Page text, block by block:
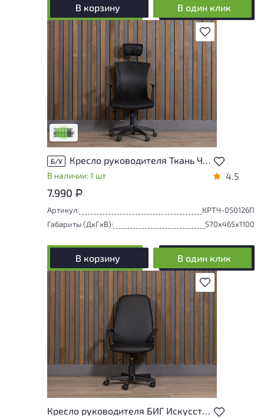
В корзину В один клик
В избранное
У товара присутствуют незначительные
следы эксплуатации, не влияющие на
удобство его использования
Низкая степень износа
Б/У
В наличии: 1 шт 4.5
7.990 Р
Артикул:
КРТЧ-050126П
Габариты (ДxГxВ):
570x465x1100
В корзину В один клик
В избранное